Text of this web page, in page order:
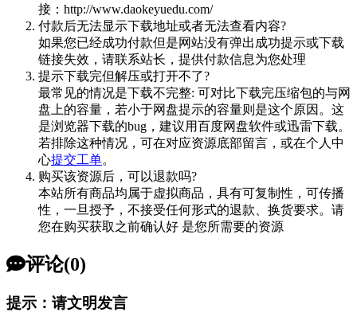
接：http://www.daokeyuedu.com/
付款后无法显示下载地址或者无法查看内容?
如果您已经成功付款但是网站没有弹出成功提示或下载
链接失效，请联系站长，提供付款信息为您处理
提示下载完但解压或打开不了?
最常见的情况是下载不完整: 可对比下载完压缩包的与网
盘上的容量，若小于网盘提示的容量则是这个原因。这
是浏览器下载的bug，建议用百度网盘软件或迅雷下载。
若排除这种情况，可在对应资源底部留言，或在个人中
心提交工单。
购买该资源后，可以退款吗?
本站所有商品均属于虚拟商品，具有可复制性，可传播
性，一旦授予，不接受任何形式的退款、换货要求。请
您在购买获取之前确认好 是您所需要的资源
评论(0)
提示：请文明发言